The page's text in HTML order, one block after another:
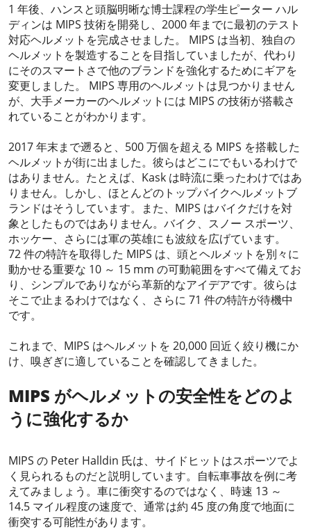
1 年後、ハンスと頭脳明晰な博士課程の学生ピーター ハル
ディンは MIPS 技術を開発し、2000 年までに最初のテスト
対応ヘルメットを完成させました。 MIPS は当初、独自の
ヘルメットを製造することを目指していましたが、代わり
にそのスマートさで他のブランドを強化するためにギアを
変更しました。 MIPS 専用のヘルメットは見つかりません
が、大手メーカーのヘルメットには MIPS の技術が搭載さ
れていることがわかります。
2017 年末まで遡ると、500 万個を超える MIPS を搭載した
ヘルメットが街に出ました。彼らはどこにでもいるわけで
はありません。たとえば、Kask は時流に乗ったわけではあ
りません。しかし、ほとんどのトップバイクヘルメットブ
ランドはそうしています。また、MIPS はバイクだけを対
象としたものではありません。バイク、スノー スポーツ、
ホッケー、さらには軍の英雄にも波紋を広げています。
72 件の特許を取得した MIPS は、頭とヘルメットを別々に
動かせる重要な 10 ～ 15 mm の可動範囲をすべて備えてお
り、シンプルでありながら革新的なアイデアです。彼らは
そこで止まるわけではなく、さらに 71 件の特許が待機中
です。
これまで、MIPS はヘルメットを 20,000 回近く絞り機にか
け、嗅ぎぎに適していることを確認してきました。
MIPS がヘルメットの安全性をどのよ
うに強化するか
MIPS の Peter Halldin 氏は、サイドヒットはスポーツでよ
く見られるものだと説明しています。自転車事故を例に考
えてみましょう。車に衝突するのではなく、時速 13 ～
14.5 マイル程度の速度で、通常は約 45 度の角度で地面に
衝突する可能性があります。